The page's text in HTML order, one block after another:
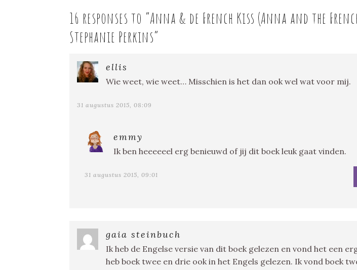
16 responses to “Anna & de French Kiss (Anna and the
Stephanie Perkins”
ellis
Wie weet, wie weet… Misschien is het dan ook wel wat voor mij.
31 augustus 2015, 08:09
emmy
Ik ben heeeeeel erg benieuwd of jij dit boek leuk gaat vinden.
31 augustus 2015, 09:01
gaia steinbuch
Ik heb de Engelse versie van dit boek gelezen en vond het een
heb boek twee en drie ook in het Engels gelezen. Ik vond boek